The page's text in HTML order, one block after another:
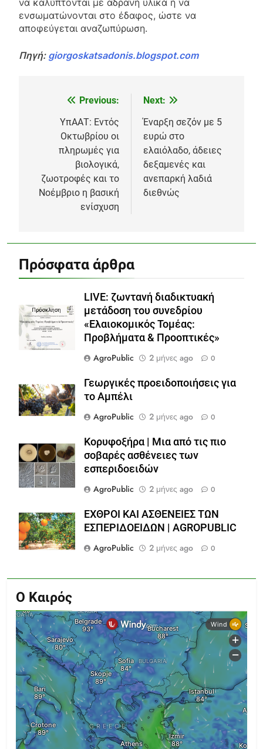
ενσωματώνονται στο έδαφος, ώστε να
αποφεύγεται αναζωπύρωση.
Πηγή: giorgoskatsadonis.blogspot.com
Πλοήγηση
άρθρων
Previous:
ΥπΑΑΤ: Εντός
Οκτωβρίου οι
πληρωμές για
βιολογικά,
ζωοτροφές και το
Νοέμβριο η βασική
ενίσχυση
Next:
Έναρξη σεζόν με 5
ευρώ στο
ελαιόλαδο, άδειες
δεξαμενές και
ανεπαρκή λαδιά
διεθνώς
Πρόσφατα άρθρα
LIVE: ζωντανή διαδικτυακή
μετάδοση του συνεδρίου
«Ελαιοκομικός Τομέας:
Προβλήματα & Προοπτικές»
AgroPublic
2 μήνες ago 0
Γεωργικές προειδοποιήσεις για
το Αμπέλι
AgroPublic
2 μήνες ago 0
Κορυφοξήρα | Μια από τις πιο
σοβαρές ασθένειες των
εσπεριδοειδών
AgroPublic
2 μήνες ago 0
ΕΧΘΡΟΙ ΚΑΙ ΑΣΘΕΝΕΙΕΣ ΤΩΝ
ΕΣΠΕΡΙΔΟΕΙΔΩΝ | AGROPUBLIC
AgroPublic
2 μήνες ago 0
Ο Καιρός